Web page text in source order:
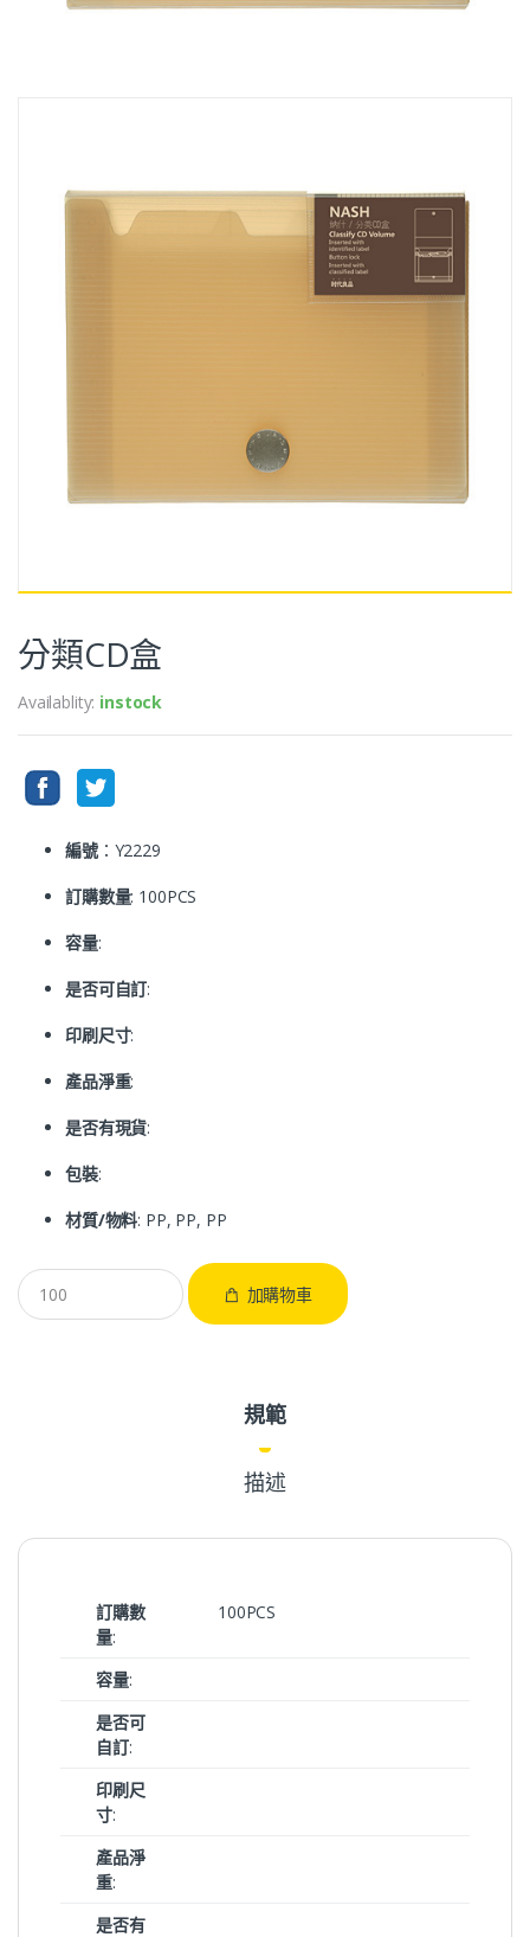
分類CD盒
Availablity: instock
編號：Y2229
訂購數量: 100PCS
容量:
是否可自訂:
印刷尺寸:
產品淨重:
是否有現貨:
包裝:
材質/物料: PP, PP, PP
加購物車
規範
描述
訂購數
量:
100PCS
容量:
是否可
自訂:
印刷尺
寸:
產品淨
重:
是否有